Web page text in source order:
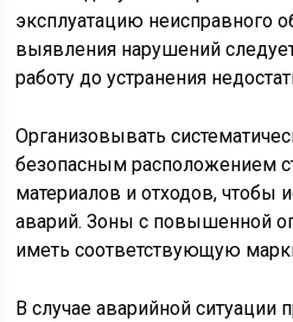
эксплуатацию неисправного
выявления нарушений
работу до устранения
Организовывать
безопасным расположением
материалов и отходов, чтобы
аварий. Зоны с повышенной
иметь соответствующую
В случае аварийной